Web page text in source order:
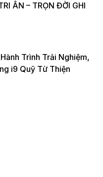
ÂN – TRỌN ĐỜI GHI
Trình Trải Nghiệm,
i9 Quỹ Từ Thiện